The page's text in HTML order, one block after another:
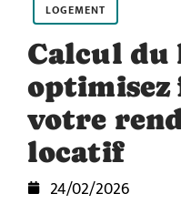
LOGEMENT
Calcul du
optimisez
votre
locatif
24/02/2026